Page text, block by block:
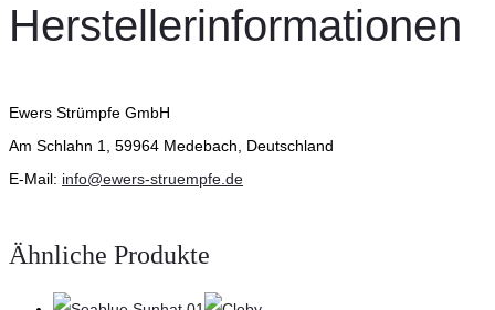
Herstellerinformationen
Ewers Strümpfe GmbH
Am Schlahn 1, 59964 Medebach, Deutschland
E-Mail: info@ewers-struempfe.de
Ähnliche Produkte